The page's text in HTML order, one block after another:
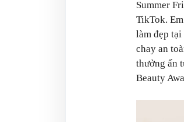
Summer
TikTok.
làm đẹp
chay an
thưởng ấn
Beauty